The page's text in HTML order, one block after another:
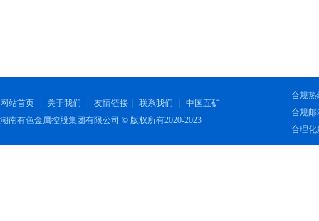
网站首页 关于我们 友情链接 联系我们
中国五矿
湖南有色金属控股集团有限公司 © 版权所有2020-2023
合规热
合规邮
合理化